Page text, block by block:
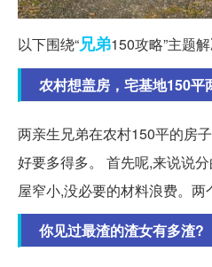
以下围绕“兄弟150攻略”主题
农村想盖房，宅基地150平
两亲生兄弟在农村150平的房
好要多得多。 首先呢,来说说
屋窄小,没必要的材料浪费。两
你见过最渣的渣女有多渣?